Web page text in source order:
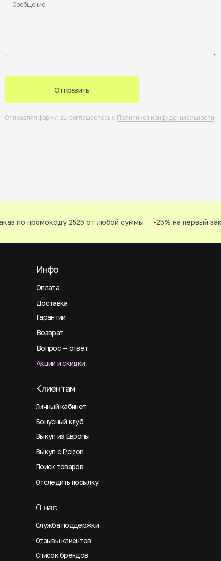
Отправить
Отправляя форму, вы соглашаетесь с Политикой конфиденциальности.
по промокоду 2525 от любой суммы -25% на первый
Оплата
Инфо
Доставка
Гарантии
Возврат
Вопрос — ответ
Акции и скидки
Личный кабинет
Клиентам
Бонусный клуб
Выкуп из Европы
Выкуп с Poizon
Поиск товаров
Отследить посылку
Служба поддержки
О нас
Отзывы клиентов
Список брендов